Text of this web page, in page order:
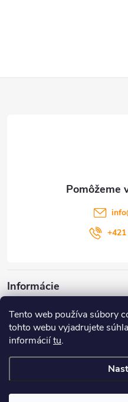
Tento web používa súbory
tohto webu vyjadrujete
informáciítu.
e
Informácie
Zákaznícky servis
info
Copyright 2026